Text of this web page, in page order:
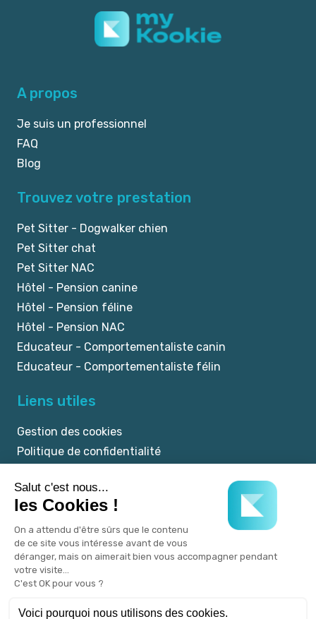
A propos
Je suis un professionnel
FAQ
Blog
Trouvez votre prestation
Pet Sitter - Dogwalker chien
Pet Sitter chat
Pet Sitter NAC
Hôtel - Pension canine
Hôtel - Pension féline
Hôtel - Pension NAC
Educateur - Comportementaliste canin
Educateur - Comportementaliste félin
Liens utiles
Gestion des cookies
Politique de confidentialité
CGU